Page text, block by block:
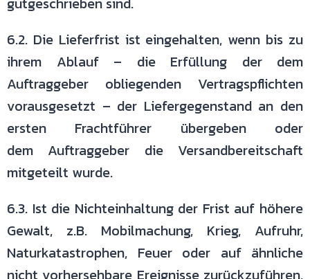
6.2. Die Lieferfrist ist eingehalten, wenn bis zu
ihrem Ablauf – die Erfüllung der dem
Auftraggeber obliegenden Vertragspflichten
vorausgesetzt – der Liefergegenstand an den
ersten Frachtführer übergeben oder
dem Auftraggeber die Versandbereitschaft
mitgeteilt wurde.
6.3. Ist die Nichteinhaltung der Frist auf höhere
Gewalt, z.B. Mobilmachung, Krieg, Aufruhr,
Naturkatastrophen, Feuer oder auf ähnliche
nicht vorhersehbare Ereignisse zurückzuführen,